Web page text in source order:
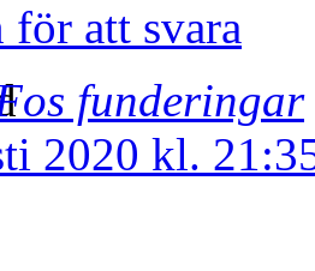
att svara
funderingar
2020 kl.